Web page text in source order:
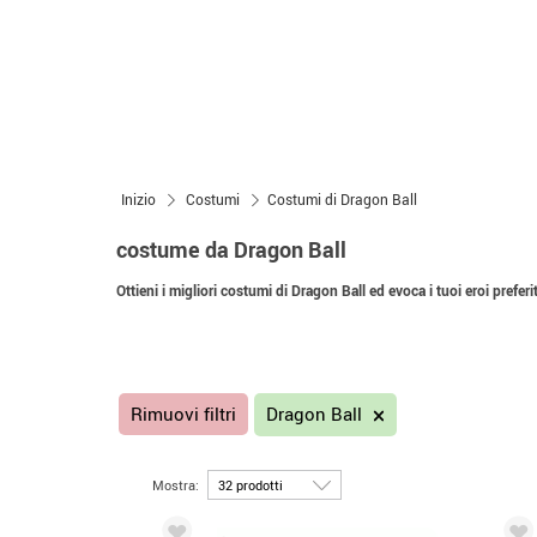
Inizio Costumi Costumi di Dragon Ball
costume da Dragon Ball
Ottieni i migliori costumi di Dragon Ball ed evoca i tuoi eroi
Rimuovi filtri Dragon Ball
Mostra: